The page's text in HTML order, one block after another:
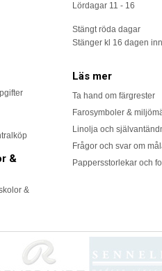
&
&
Lördagar 11 - 16
Stängt röda dagar
Stänger kl 16 dagen
Läs mer
Ta hand om färgrester
Farosymboler &
Linolja och
Frågor och svar om
Pappersstorlekar och